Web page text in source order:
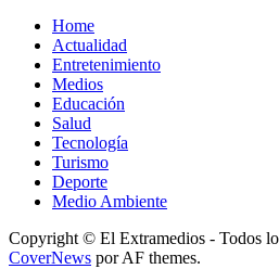
Home
Actualidad
Entretenimiento
Medios
Educación
Salud
Tecnología
Turismo
Deporte
Medio Ambiente
Copyright © El Extramedios - Todos
CoverNews por AF themes.